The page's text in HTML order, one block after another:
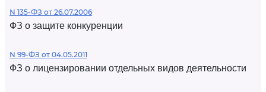
N 135-ФЗ от 26.07.2006
ФЗ о защите конкуренции
N 99-ФЗ от 04.05.2011
ФЗ о лицензировании отдельных видов деятельности